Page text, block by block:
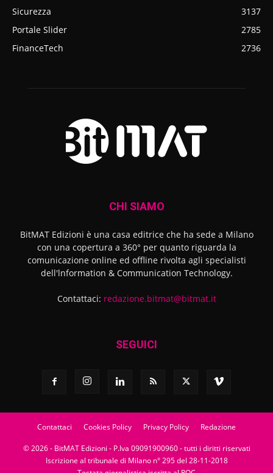
Sicurezza
3137
Portale Slider
2785
FinanceTech
2736
CHI SIAMO
BitMAT Edizioni è una casa editrice che ha sede a Milano
con una copertura a 360° per quanto riguarda la
comunicazione online ed offline rivolta agli specialisti
dell'lnformation & Communication Technology.
Contattaci: redazione.bitmat@bitmat.it
SEGUICI
Contattaci Cookies Policy Privacy Policy Redazione
© 2026 - BitMAT Edizioni - P.Iva 09091900960 - tutti i diritti riservati
Iscrizione al tribunale di Milano n° 295 del 28-11-2018